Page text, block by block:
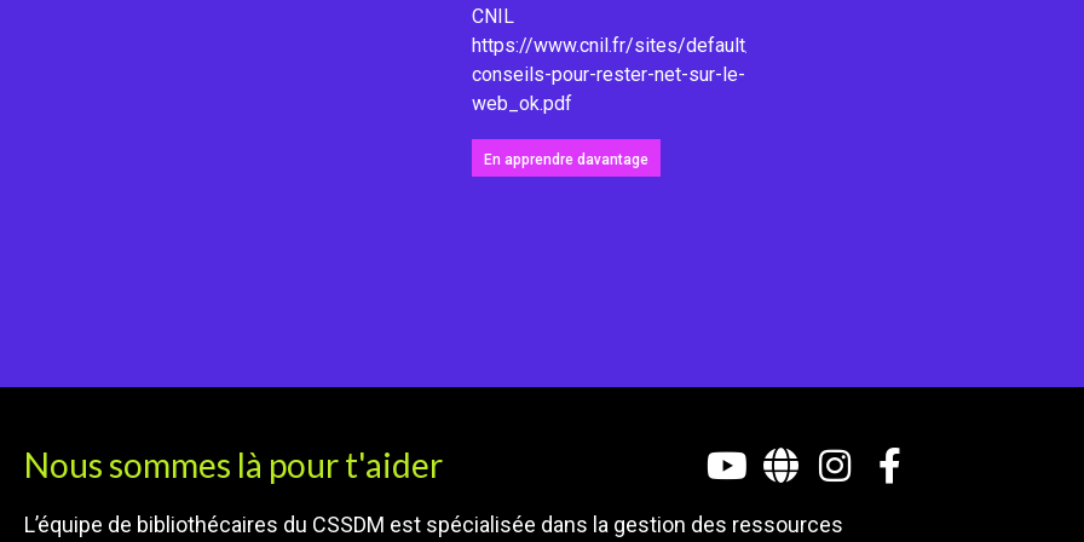
CNIL
https://www.cnil.fr/sites/default/files/atoms/files/poster_10-
conseils-pour-rester-net-sur-le-
web_ok.pdf
En apprendre davantage
Nous sommes là pour t'aider
L’équipe de bibliothécaires du CSSDM est spécialisée dans la gestion des ressources